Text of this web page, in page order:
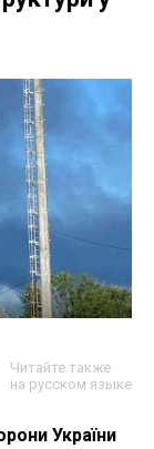
Читайте также
на русском языке
України